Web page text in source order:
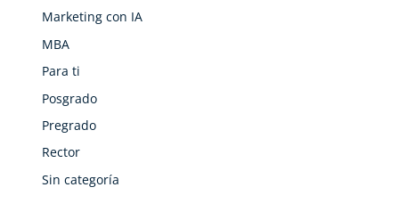
Marketing con IA
MBA
Para ti
Posgrado
Pregrado
Rector
Sin categoría